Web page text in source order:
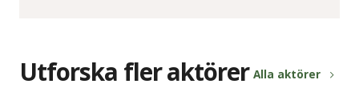
Utforska fler aktörer Alla aktörer